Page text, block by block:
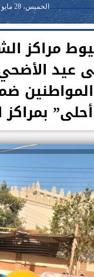
الخميس، 28 مايو 2026
مراكز
عيد